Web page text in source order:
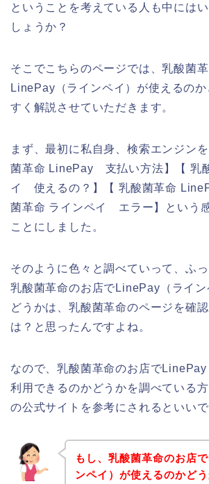
ということを考えている人も中には
しょうか？
そこでこちらのページでは、乳酸菌
LinePay（ラインペイ）が使えるの
すく解説させていただきます。
まず、最初に私自身、検索エンジン
菌革命 LinePay 支払い方法】【 乳
イ 使えるの？】【 乳酸菌革命
菌革命 ラインペイ エラー】という
ことにしました。
そのように色々と調べていって、ふっ
乳酸菌革命のお店でLinePay（ライ
どうかは、乳酸菌革命のページを確
は？と思ったんですよね。
なので、乳酸菌革命のお店で
利用できるのかどうかを調べている
の公式サイトを参考にされるといいで
もし、乳酸菌革命のお店
ンペイ）が使えるのかど